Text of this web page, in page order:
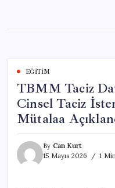
content
EĞITIM
TBMM Taciz
Cinsel Taciz
Mütalaa
By Can Kurt
15 Mayıs 2026
1